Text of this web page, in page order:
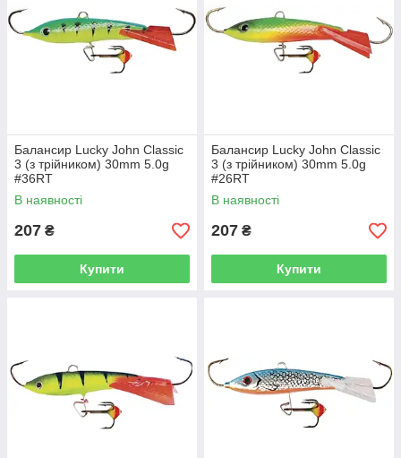
Балансир Lucky John Classic
3 (з трійником) 30mm 5.0g
#36RT
В наявності
207 ₴
Купити
Балансир Lucky John Classic
3 (з трійником) 30mm 5.0g
#26RT
В наявності
207 ₴
Купити